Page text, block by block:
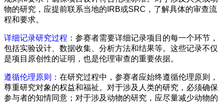
物的研究，应提前联系当地的IRB或SRC，了解具体的审查流
程和要求。
详细记录研究过程： 参赛者需要详细记录项目的每一个环节，
包括实验设计、数据收集、分析方法和结果等。这些记录不仅
是项目原创性的证明，也是伦理审查的重要依据。
遵循伦理原则： 在研究过程中，参赛者应始终遵循伦理原则，
尊重研究对象的权益和福祉。对于涉及人类的研究，必须确保
参与者的知情同意；对于涉及动物的研究，应尽量减少动物的